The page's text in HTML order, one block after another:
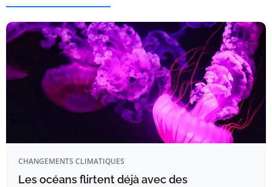
CHANGEMENTS CLIMATIQUES
Les océans flirtent déjà avec des